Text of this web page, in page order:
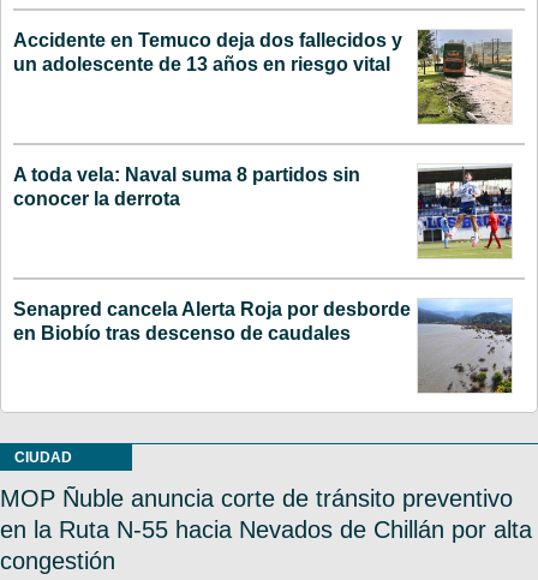
Accidente en Temuco deja dos fallecidos y
un adolescente de 13 años en riesgo vital
A toda vela: Naval suma 8 partidos sin
conocer la derrota
Senapred cancela Alerta Roja por desborde
en Biobío tras descenso de caudales
CIUDAD
MOP Ñuble anuncia corte de tránsito preventivo
en la Ruta N-55 hacia Nevados de Chillán por alta
congestión